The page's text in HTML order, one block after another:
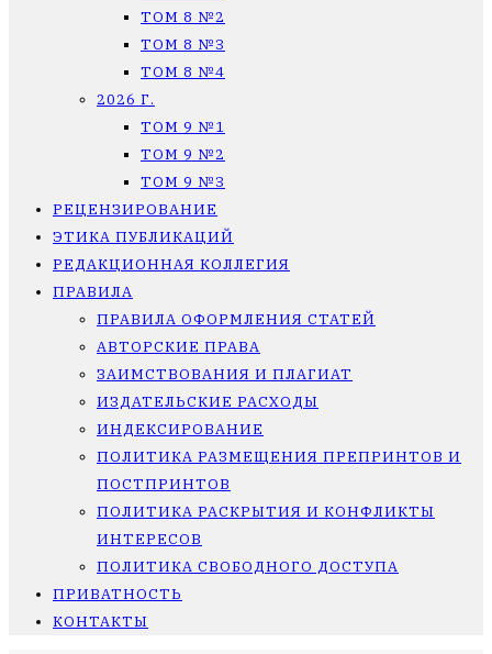
ТОМ 8 №2
ТОМ 8 №3
ТОМ 8 №4
2026 Г.
ТОМ 9 №1
ТОМ 9 №2
ТОМ 9 №3
РЕЦЕНЗИРОВАНИЕ
ЭТИКА ПУБЛИКАЦИЙ
РЕДАКЦИОННАЯ КОЛЛЕГИЯ
ПРАВИЛА
ПРАВИЛА ОФОРМЛЕНИЯ СТАТЕЙ
АВТОРСКИЕ ПРАВА
ЗАИМСТВОВАНИЯ И ПЛАГИАТ
ИЗДАТЕЛЬСКИЕ РАСХОДЫ
ИНДЕКСИРОВАНИЕ
ПОЛИТИКА РАЗМЕЩЕНИЯ ПРЕПРИНТОВ И
ПОСТПРИНТОВ
ПОЛИТИКА РАСКРЫТИЯ И КОНФЛИКТЫ
ИНТЕРЕСОВ
ПОЛИТИКА СВОБОДНОГО ДОСТУПА
ПРИВАТНОСТЬ
КОНТАКТЫ